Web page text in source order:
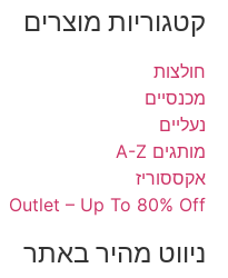
מוצרים
Outlet – Up To
מהיר באתר